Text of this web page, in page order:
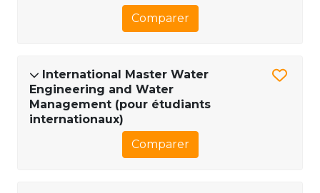
Comparer
International Master Water
Engineering and Water
Management (pour étudiants
internationaux)
Comparer